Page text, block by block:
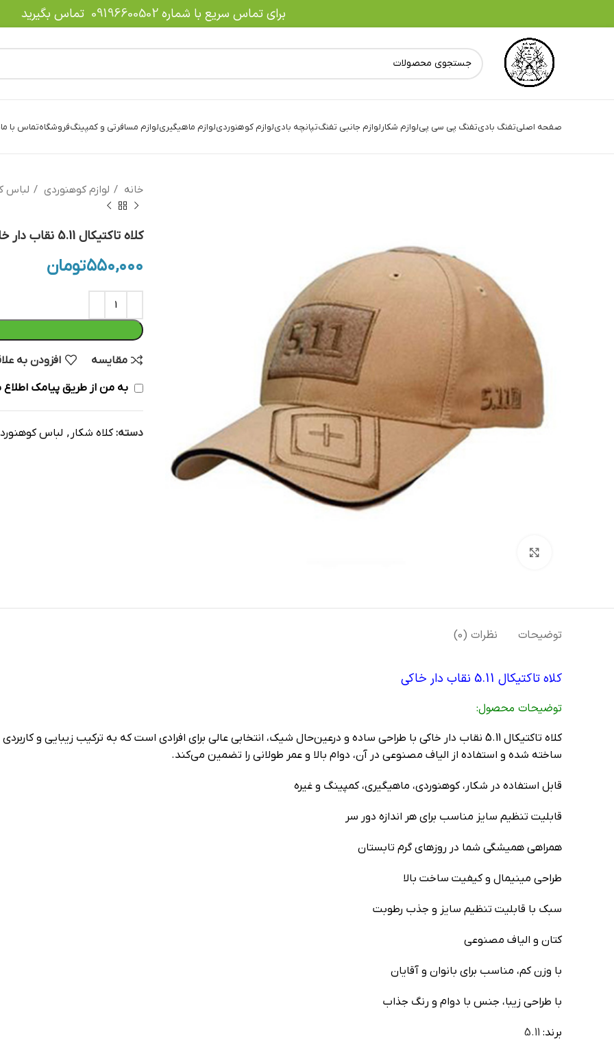
برای تماس سریع با شماره09196600502 تماس بگیرید
صفحه اصلیتفنگ بادیتفنگ پی سی پیلوازم شکارلوازم جانبی تفنگتپانچه بادیلوازم کوهنوردیلوازم ماهیگیریلوازم مسافرتی و کمپینگفروشگاهتماس با ما
خانه لوازم کوهنوردی لباس
کلاه تاکتیکال 5.11 نقاب دار خاکی
۵۵۰,۰۰۰تومان
مقایسه افزودن به
به من از طریق پیامک اطلاع
دسته: کلاه شکار , لباس
توضیحات نظرات (0)
کلاه تاکتیکال 5.11 نقاب دار خاکی
توضيحات محصول:
کلاه تاکتیکال 5.11 نقاب دار خاکی با طراحی ساده و درعین‌حال شیک، انتخابی عالی برای افرادی است که به ترکیب
ساخته شده و استفاده از الیاف مصنوعی در آن، دوام بالا و عمر طولانی را تضمین می‌کند.
قابل استفاده در شکار، کوهنوردی، ماهیگیری، کمپینگ و غیره
قابلیت تنظیم سایز مناسب برای هر اندازه دور سر
همراهی همیشگی شما در روزهای گرم تابستان
طراحی مینیمال و کیفیت ساخت بالا
سبک با قابلیت تنظیم سایز و جذب رطوبت
کتان و الیاف مصنوعی
با وزن کم، مناسب برای بانوان و آقایان
با طراحی زیبا، جنس با دوام و رنگ جذاب
برند: 5.11